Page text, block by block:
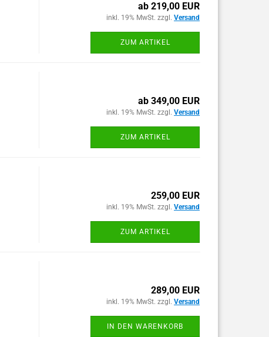
ab 219,00 EUR
inkl. 19% MwSt. zzgl. Versand
ZUM ARTIKEL
ab 349,00 EUR
inkl. 19% MwSt. zzgl. Versand
ZUM ARTIKEL
259,00 EUR
inkl. 19% MwSt. zzgl. Versand
ZUM ARTIKEL
289,00 EUR
inkl. 19% MwSt. zzgl. Versand
IN DEN WARENKORB